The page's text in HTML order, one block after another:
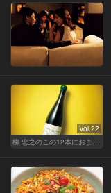
Vol.22